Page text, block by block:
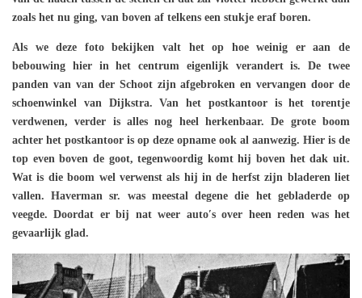
zoals het nu ging, van boven af telkens een stukje eraf boren.
Als we deze foto bekijken valt het op hoe weinig er aan de
bebouwing hier in het centrum eigenlijk verandert is. De twee
panden van van der Schoot zijn afgebroken en vervangen door de
schoenwinkel van Dijkstra. Van het postkantoor is het torentje
verdwenen, verder is alles nog heel herkenbaar. De grote boom
achter het postkantoor is op deze opname ook al aanwezig. Hier is de
top even boven de goot, tegenwoordig komt hij boven het dak uit.
Wat is die boom wel verwenst als hij in de herfst zijn bladeren liet
vallen. Haverman sr. was meestal degene die het gebladerde op
veegde. Doordat er bij nat weer auto′s over heen reden was het
gevaarlijk glad.